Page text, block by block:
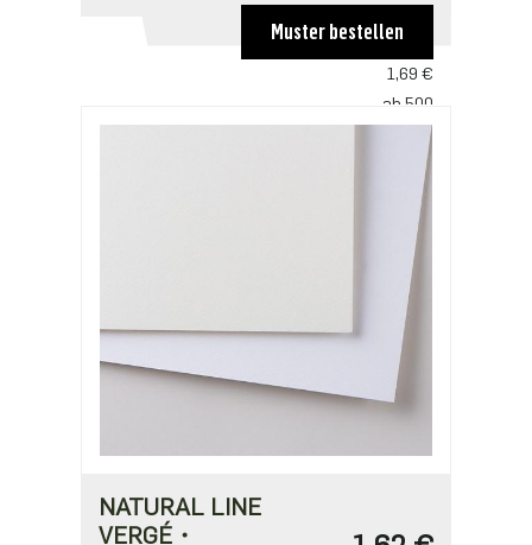
ab 250
1,69 €
ab 500
1,63 €
ab 1250
1,41 €
ab 2500
1,13 €
Muster bestellen
NATURAL LINE
VERGÉ・